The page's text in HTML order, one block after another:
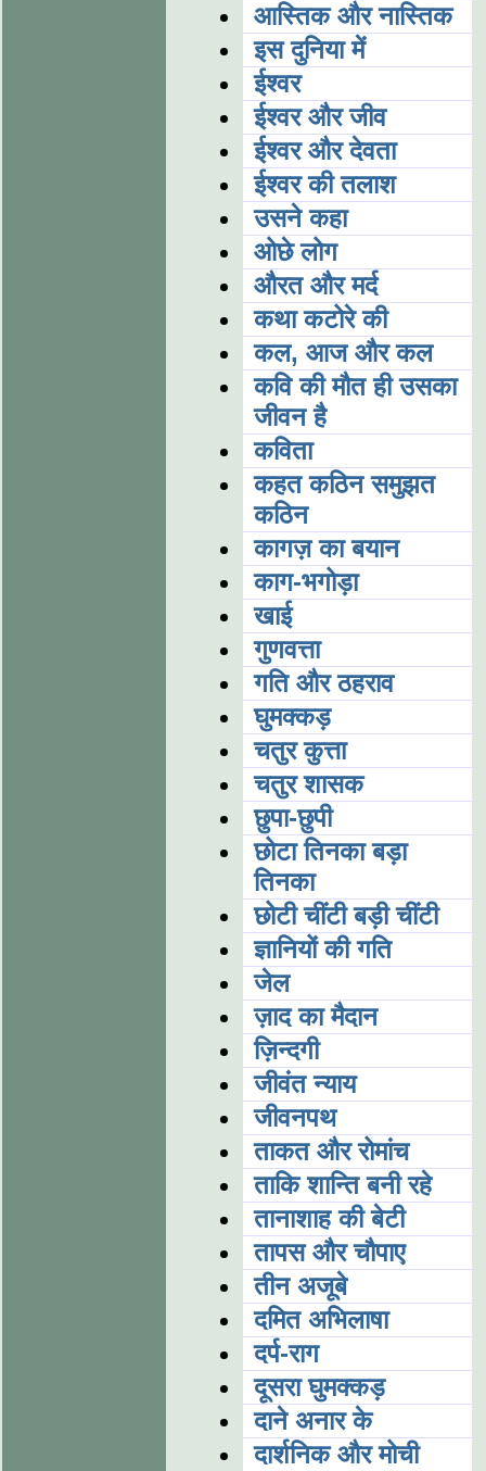
आस्तिक और नास्तिक
इस दुनिया में
ईश्वर
ईश्वर और जीव
ईश्वर और देवता
ईश्वर की तलाश
उसने कहा
ओछे लोग
औरत और मर्द
कथा कटोरे की
कल, आज और कल
कवि की मौत ही उसका
जीवन है
कविता
कहत कठिन समुझत
कठिन
कागज़ का बयान
काग-भगोड़ा
खाई
गुणवत्ता
गति और ठहराव
घुमक्कड़
चतुर कुत्ता
चतुर शासक
छुपा-छुपी
छोटा तिनका बड़ा
तिनका
छोटी चींटी बड़ी चींटी
ज्ञानियों की गति
जेल
ज़ाद का मैदान
ज़िन्दगी
जीवंत न्याय
जीवनपथ
ताकत और रोमांच
ताकि शान्ति बनी रहे
तानाशाह की बेटी
तापस और चौपाए
तीन अजूबे
दमित अभिलाषा
दर्प-राग
दूसरा घुमक्कड़
दाने अनार के
दार्शनिक और मोची